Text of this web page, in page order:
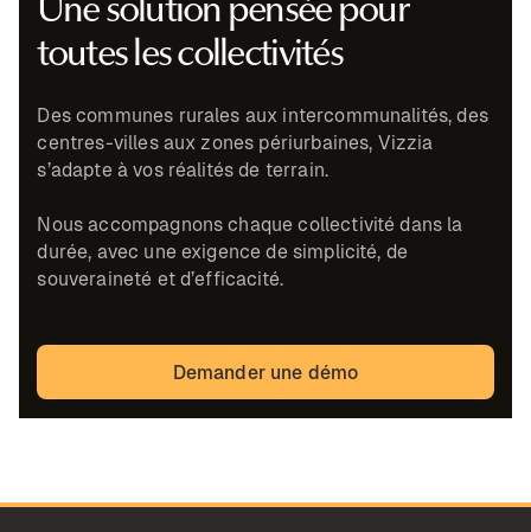
toutes les collectivités
Des communes rurales aux intercommunalités, des
centres-villes aux zones périurbaines, Vizzia
s’adapte à vos réalités de terrain.
Nous accompagnons chaque collectivité dans la
durée, avec une exigence de simplicité, de
souveraineté et d’efficacité.
Demander une démo